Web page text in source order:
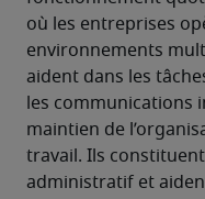
où les entreprises
environnements
aident dans les
les communications
maintien de
travail. Ils
administratif et